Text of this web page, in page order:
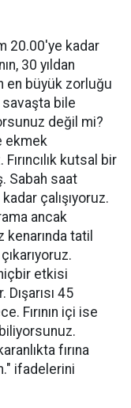
20.00'ye kadar
30 yıldan
en büyük zorluğu
savaşta bile
değil mi?
ekmek
kutsal bir
Sabah saat
çalışıyoruz.
ancak
tatil
etkisi
45
Fırının içi ise
fırına
ifadelerini